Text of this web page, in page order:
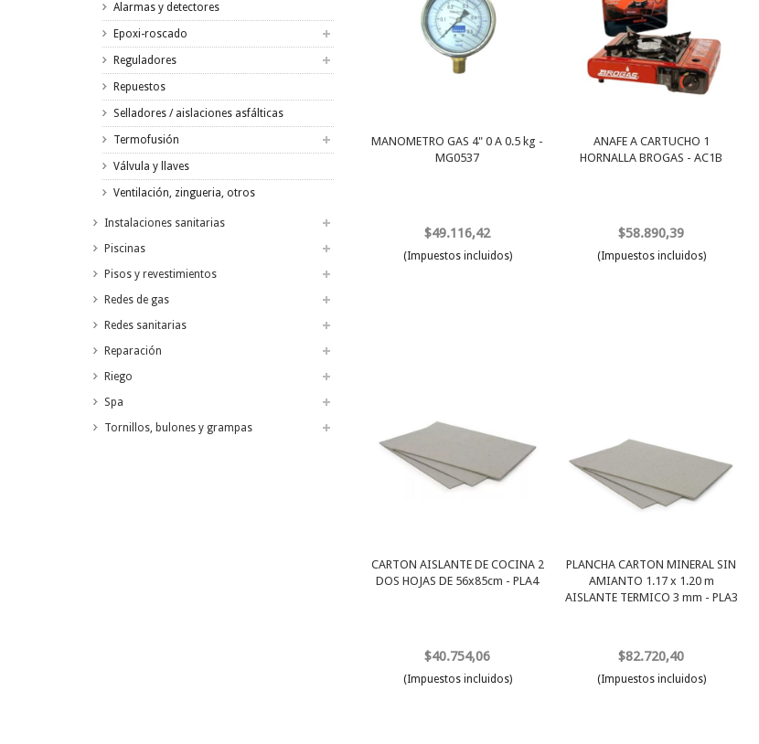
Alarmas y detectores
Epoxi-roscado
Reguladores
Repuestos
Selladores / aislaciones asfálticas
Termofusión
Válvula y llaves
Ventilación, zingueria, otros
Instalaciones sanitarias
Piscinas
Pisos y revestimientos
Redes de gas
Redes sanitarias
Reparación
Riego
Spa
Tornillos, bulones y grampas
MANOMETRO GAS 4" 0 A 0.5 kg -
MG0537
$49.116,42
(Impuestos incluidos)
ANAFE A CARTUCHO 1
HORNALLA BROGAS - AC1B
$58.890,39
(Impuestos incluidos)
CARTON AISLANTE DE COCINA 2
DOS HOJAS DE 56x85cm - PLA4
$40.754,06
(Impuestos incluidos)
PLANCHA CARTON MINERAL SIN
AMIANTO 1.17 x 1.20 m
AISLANTE TERMICO 3 mm - PLA3
$82.720,40
(Impuestos incluidos)